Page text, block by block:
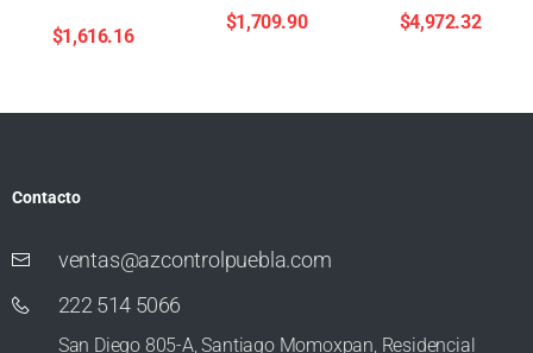
$1,616.16
$1,709.90 $4,972.32
Contacto
ventas@azcontrolpuebla.com
222 514 5066
San Diego 805-A, Santiago Momoxpan, Residencial